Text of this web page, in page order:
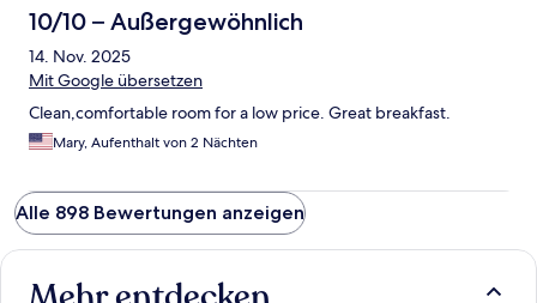
10/10 – Außergewöhnlich
14. Nov. 2025
Mit Google übersetzen
Clean,comfortable room for a low price. Great breakfast.
Mary, Aufenthalt von 2 Nächten
Alle 898 Bewertungen anzeigen